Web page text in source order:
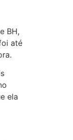
BH,
até
ela